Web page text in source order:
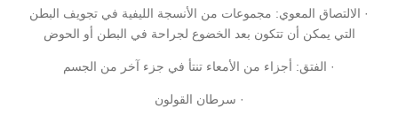
· الالتصاق المعوي: مجموعات من الأنسجة الليفية في تجويف البطن
التي يمكن أن تتكون بعد الخضوع لجراحة في البطن أو الحوض
· الفتق: أجزاء من الأمعاء تنتأ في جزء آخر من الجسم
· سرطان القولون